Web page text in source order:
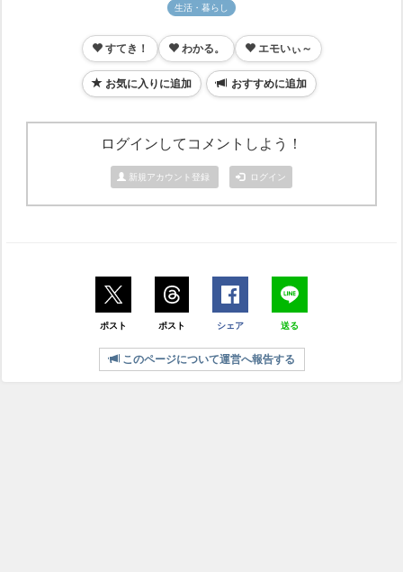
生活・暮らし
すてき！ わかる。 エモいぃ～
お気に入りに追加 おすすめに追加
ログインしてコメントしよう！
新規アカウント登録 ログイン
ポスト ポスト シェア 送る
このページについて運営へ報告する